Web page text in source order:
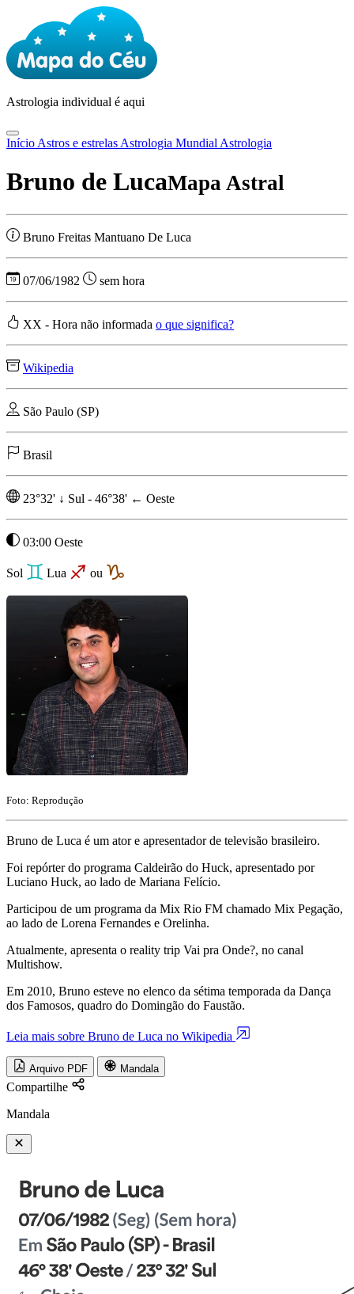
Astrologia individual é aqui
Início Astros e estrelas Astrologia Mundial Astrologia
Bruno de LucaMapa Astral
Bruno Freitas Mantuano De Luca
07/06/1982 sem hora
XX - Hora não informada o que significa?
Wikipedia
São Paulo (SP)
Brasil
23°32' ↓ Sul - 46°38' ← Oeste
03:00 Oeste
Sol Lua ou
Foto: Reprodução
Bruno de Luca é um ator e apresentador de televisão brasileiro.
Foi repórter do programa Caldeirão do Huck, apresentado por
Luciano Huck, ao lado de Mariana Felício.
Participou de um programa da Mix Rio FM chamado Mix Pegação,
ao lado de Lorena Fernandes e Orelinha.
Atualmente, apresenta o reality trip Vai pra Onde?, no canal
Multishow.
Em 2010, Bruno esteve no elenco da sétima temporada da Dança
dos Famosos, quadro do Domingão do Faustão.
Leia mais sobre Bruno de Luca no Wikipedia
Arquivo PDF Mandala
Compartilhe
Mandala